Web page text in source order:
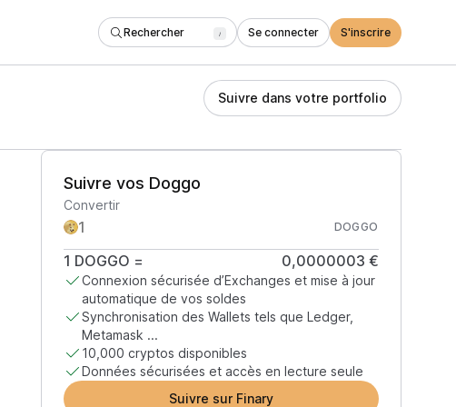
Rechercher / Se connecter S'inscrire
Suivre dans votre portfolio
Suivre vos Doggo
Convertir
DOGGO
1 DOGGO = 0,0000003 €
Connexion sécurisée d’Exchanges et mise à jour
automatique de vos soldes
Synchronisation des Wallets tels que Ledger,
Metamask ...
10,000 cryptos disponibles
Données sécurisées et accès en lecture seule
Suivre sur Finary